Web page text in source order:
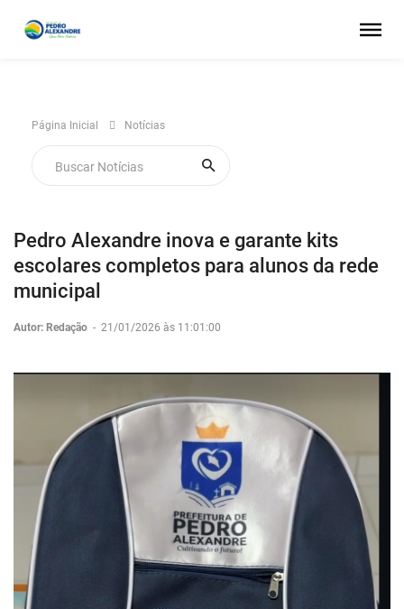
Página Inicial Notícias
Pedro Alexandre inova e garante kits
escolares completos para alunos da rede
municipal
Autor: Redação - 21/01/2026 às 11:01:00